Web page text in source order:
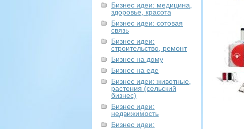
Бизнес идеи: медицина,
здоровье, красота
Бизнес идеи: сотовая
связь
Бизнес идеи:
строительство, ремонт
Бизнес на дому
Бизнес на еде
Бизнес идеи: животные,
растения (сельский
бизнес)
Бизнес идеи:
недвижимость
Бизнес идеи: